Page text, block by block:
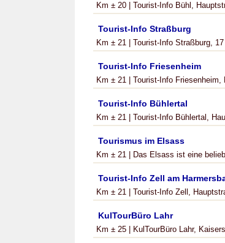
Km ± 20 | Tourist-Info Bühl,
Tourist-Info Straßburg
Km ± 21 | Tourist-Info Straßburg,
Tourist-Info Friesenheim
Km ± 21 | Tourist-Info
Tourist-Info Bühlertal
Km ± 21 | Tourist-Info Bühlertal,
Tourismus im Elsass
Km ± 21 | Das Elsass ist eine
Tourist-Info Zell am
Km ± 21 | Tourist-Info Zell,
KulTourBüro Lahr
Km ± 25 | KulTourBüro Lahr,